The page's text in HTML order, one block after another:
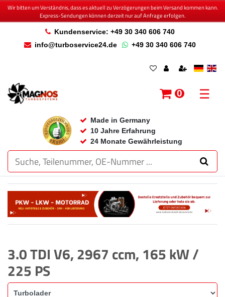
Wir bitten um Verständnis, dass es aktuell zu Verzögerungen beim Versand kommen kann.
Express-Sendungen können derzeit nur auf Anfrage erfolgen.
Kundenservice: +49 30 340 606 740
info@turboservice24.de
+49 30 340 606 740
Made in Germany
10 Jahre Erfahrung
24 Monate Gewährleistung
0 ☰
3.0 TDI V6, 2967 ccm, 165 kW /
225 PS